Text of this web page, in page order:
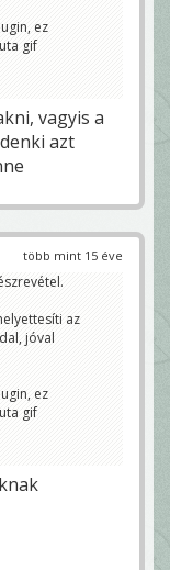
ez
gif
vagyis a
azt
több mint 15 éve
az
jóval
ez
gif